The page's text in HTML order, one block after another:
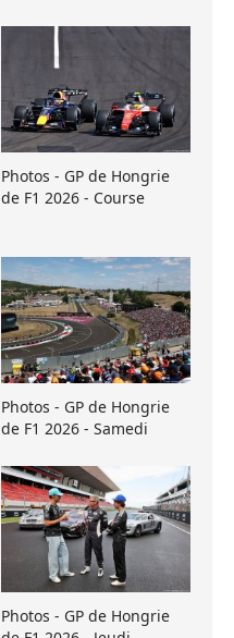
Photos - GP de Hongrie
de F1 2026 - Course
Photos - GP de Hongrie
de F1 2026 - Samedi
Photos - GP de Hongrie